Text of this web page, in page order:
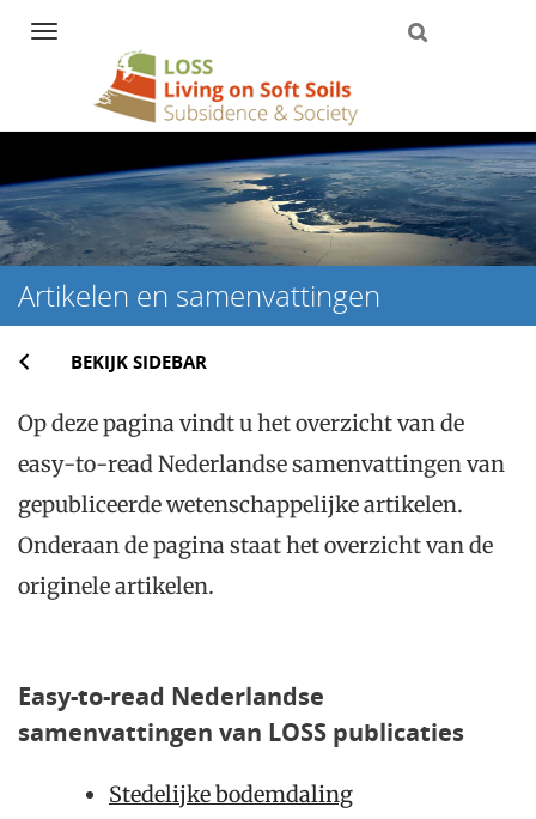
Navigation
naar
het
inhoud
Artikelen en samenvattingen
BEKIJK SIDEBAR
Op deze pagina vindt u het overzicht van de
easy-to-read Nederlandse samenvattingen van
gepubliceerde wetenschappelijke artikelen.
Onderaan de pagina staat het overzicht van de
originele artikelen.
Easy-to-read Nederlandse
samenvattingen van LOSS publicaties
Stedelijke bodemdaling